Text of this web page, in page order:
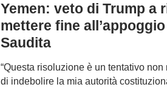
Yemen: veto di Trump a
mettere fine
Saudita
“Questa risoluzione è un tentativo
di indebolire la mia autorità